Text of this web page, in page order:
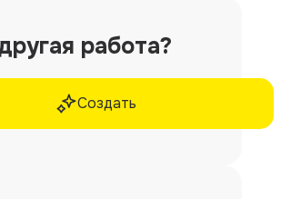
работа?
Создать